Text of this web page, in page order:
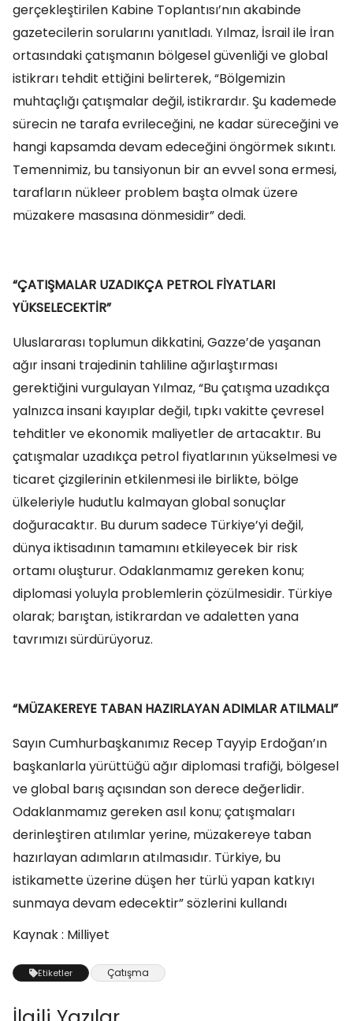
gerçekleştirilen Kabine Toplantısı’nın akabinde
gazetecilerin sorularını yanıtladı. Yılmaz, İsrail ile İran
ortasındaki çatışmanın bölgesel güvenliği ve global
istikrarı tehdit ettiğini belirterek, “Bölgemizin
muhtaçlığı çatışmalar değil, istikrardır. Şu kademede
sürecin ne tarafa evrileceğini, ne kadar süreceğini ve
hangi kapsamda devam edeceğini öngörmek sıkıntı.
Temennimiz, bu tansiyonun bir an evvel sona ermesi,
tarafların nükleer problem başta olmak üzere
müzakere masasına dönmesidir” dedi.
“ÇATIŞMALAR UZADIKÇA PETROL FİYATLARI
YÜKSELECEKTİR”
Uluslararası toplumun dikkatini, Gazze’de yaşanan
ağır insani trajedinin tahliline ağırlaştırması
gerektiğini vurgulayan Yılmaz, “Bu çatışma uzadıkça
yalnızca insani kayıplar değil, tıpkı vakitte çevresel
tehditler ve ekonomik maliyetler de artacaktır. Bu
çatışmalar uzadıkça petrol fiyatlarının yükselmesi ve
ticaret çizgilerinin etkilenmesi ile birlikte, bölge
ülkeleriyle hudutlu kalmayan global sonuçlar
doğuracaktır. Bu durum sadece Türkiye’yi değil,
dünya iktisadının tamamını etkileyecek bir risk
ortamı oluşturur. Odaklanmamız gereken konu;
diplomasi yoluyla problemlerin çözülmesidir. Türkiye
olarak; barıştan, istikrardan ve adaletten yana
tavrımızı sürdürüyoruz.
“MÜZAKEREYE TABAN HAZIRLAYAN ADIMLAR ATILMALI”
Sayın Cumhurbaşkanımız Recep Tayyip Erdoğan’ın
başkanlarla yürüttüğü ağır diplomasi trafiği, bölgesel
ve global barış açısından son derece değerlidir.
Odaklanmamız gereken asıl konu; çatışmaları
derinleştiren atılımlar yerine, müzakereye taban
hazırlayan adımların atılmasıdır. Türkiye, bu
istikamette üzerine düşen her türlü yapan katkıyı
sunmaya devam edecektir” sözlerini kullandı
Kaynak : Milliyet
Etiketler Çatışma